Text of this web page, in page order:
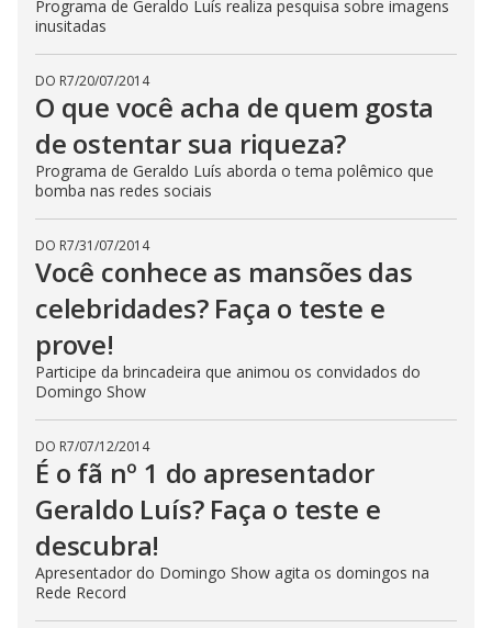
Programa de Geraldo Luís realiza pesquisa sobre imagens
inusitadas
DO R7/20/07/2014
O que você acha de quem gosta
de ostentar sua riqueza?
Programa de Geraldo Luís aborda o tema polêmico que
bomba nas redes sociais
DO R7/31/07/2014
Você conhece as mansões das
celebridades? Faça o teste e
prove!
Participe da brincadeira que animou os convidados do
Domingo Show
DO R7/07/12/2014
É o fã nº 1 do apresentador
Geraldo Luís? Faça o teste e
descubra!
Apresentador do Domingo Show agita os domingos na
Rede Record